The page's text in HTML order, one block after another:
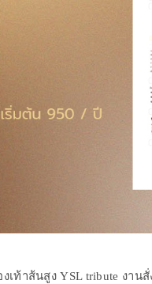
งเท้าส้นสูง YSL tribute งา